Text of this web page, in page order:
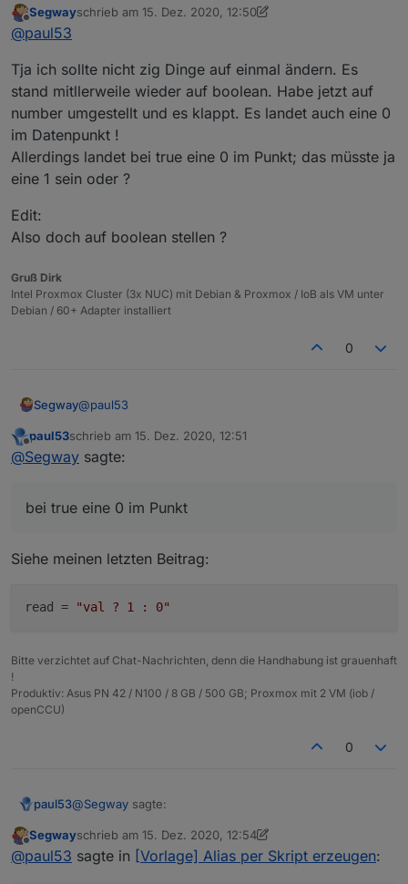
"from": "system.adapter.javascript.0"
"user"
"_id": "alias.0.linux-
"acl":
{
"object" : 1636,
"state"
"owner"
"system.user.admin" ,
"system.group.administrator"
}
        "number_to_datetime_format": "",
        "number_to_multi_condition": "",
        "boolean_convertTo": "",
        "boolean_to_string_value_true": "",
        "boolean_to_string_value_false": "",
        "string_convertTo": "",
        "string_suffix": "",
        "string_to_number_unit": "",
        "string_to_duration_format": "",
        "string_to_datetime_format": ""
"id": "linux-
    }
  },
  "user": "system.user.admin",
  "acl": {
    "state": 1636,
Ich lese
"_id": "alias.0.linux-
control.0.VM_Influx.info.is_online_InfluxDB",
ist wirklich vom Typ "string" ? Kann ich mir nicht
EDIT:
liefert bei mir 'boolean'.
Offline
Segwayschrieb am 15. Dez. 2020, 12:50
zuletzt editiert von Segway
@paul53
Tja ich sollte nicht zig Dinge auf einmal ändern. Es
stand mitllerweile wieder auf boolean. Habe jetzt auf
number umgestellt und es klappt. Es landet auch eine 0
im Datenpunkt !
Allerdings landet bei true eine 0 im Punkt; das müsste ja
eine 1 sein oder ?
Edit:
Also doch auf boolean stellen ?
Gruß Dirk
Intel Proxmox Cluster (3x NUC) mit Debian & Proxmox / IoB als VM unter
Debian / 60+ Adapter installiert
0
Segway@paul53
Tja ich sollte nicht zig Dinge auf einmal ändern. Es
stand mitllerweile wieder auf boolean. Habe jetzt auf
Allerdings landet bei true eine 0 im Punkt; das müsste
Offline
paul53schrieb am 15. Dez. 2020, 12:51
zuletzt editiert von
@Segway sagte:
bei true eine 0 im Punkt
Siehe meinen letzten Beitrag:
read = "val ? 1 : 0"
Bitte verzichtet auf Chat-Nachrichten, denn die Handhabung ist grauenhaft
!
Produktiv: Asus PN 42 / N100 / 8 GB / 500 GB; Proxmox mit 2 VM (iob /
openCCU)
0
paul53@Segway sagte:
bei true eine 0 im Punkt
Offline
Segwayschrieb am 15. Dez. 2020, 12:54
zuletzt editiert von Segway
@paul53 sagte in [Vorlage] Alias per Skript erzeugen: